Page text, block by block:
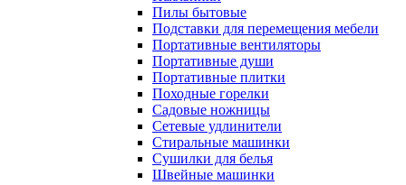
Пилы бытовые
Подставки для перемещения мебели
Портативные вентиляторы
Портативные души
Портативные плитки
Походные горелки
Садовые ножницы
Сетевые удлинители
Стиральные машинки
Сушилки для белья
Швейные машинки